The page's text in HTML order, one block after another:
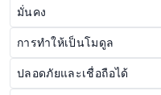
มั่นคง
การทำให้เป็นโมดูล
ปลอดภัยและเชื่อถือได้